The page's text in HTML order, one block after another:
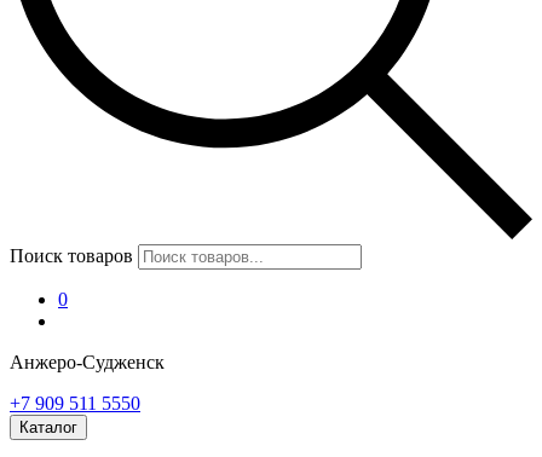
Поиск товаров
0
Анжеро-Судженск
+7 909 511 5550
Каталог